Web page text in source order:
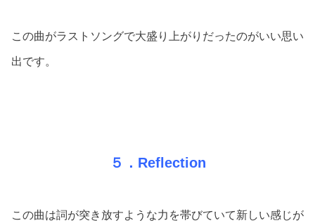
この曲がラストソングで大盛り上がりだったのがいい思い
出です。
５．Reflection
この曲は詞が突き放すような力を帯びていて新しい感じが